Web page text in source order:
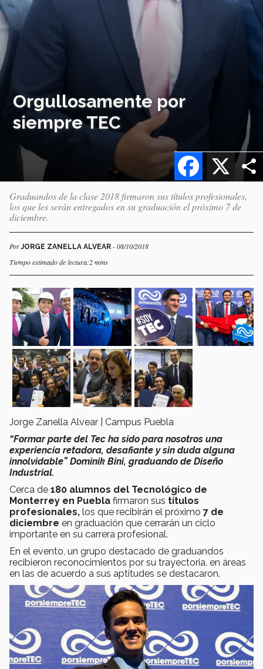
Orgullosamente por
siempre TEC
X
Facebook
Graduandos de la clase 2018 firmaron sus títulos profesionales,
los que les serán entregados en su graduación el próximo 7 de
diciembre.
PorJORGE ZANELLA ALVEAR - 08/10/2018
Tiempo estimado de lectura:2 mins
Jorge Zanella Alvear | Campus Puebla
“Formar parte del Tec ha sido para nosotros una
experiencia retadora, desafiante y sin duda alguna
innolvidable” Dominik Bini, graduando de Diseño
Industrial.
Cerca de 180 alumnos del Tecnológico de
Monterrey en Puebla firmaron sus títulos
profesionales, los que recibirán el próximo 7 de
diciembre en graduación que cerrarán un ciclo
importante en su carrera profesional.
En el evento, un grupo destacado de graduandos
recibieron reconocimientos por su trayectoria, en áreas
en las de acuerdo a sus aptitudes se destacaron.